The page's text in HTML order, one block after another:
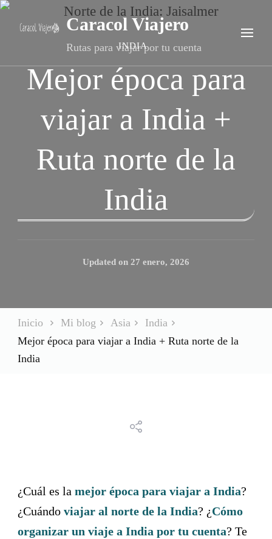
Caracol Viajero
Rutas para viajar por tu cuenta
INDIA
Mejor época para
viajar a India +
Ruta norte de la
India
Updated on 27 enero, 2026
Inicio Mi blog Asia
India
Mejor época para viajar a India + Ruta norte de la
India
¿Cuál es la mejor época para viajar a India?
¿Cuándo viajar al norte de la India? ¿Cómo
organizar un viaje a India por tu cuenta? Te